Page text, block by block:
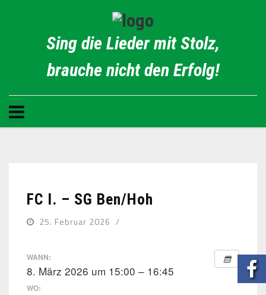
Sing die Lieder mit Stolz,
brauche nicht den Erfolg!
FC I. – SG Ben/Hoh
25. Februar 2026
WANN:
8. März 2026 um 15:00 – 16:45
WO: